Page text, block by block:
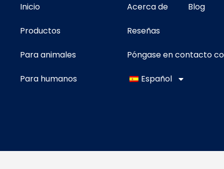
Inicio
Productos
Para animales
Para humanos
Acerca de Blog
Reseñas
Póngase en contacto
Español